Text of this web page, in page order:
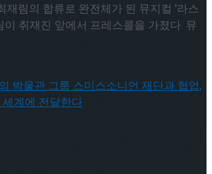
겨 JGP 파견선수 선발전 프리 스케
] 이규리-전효은-김지유-박하영,
재림의 합류로 완전체가 된 뮤지컬 '라스
취재진 앞에서 프레스콜을 가졌다. 뮤